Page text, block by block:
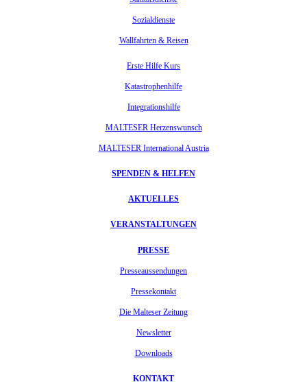
Sozialdienste
Wallfahrten & Reisen
Erste Hilfe Kurs
Katastrophenhilfe
Integrationshilfe
MALTESER Herzenswunsch
MALTESER International Austria
SPENDEN & HELFEN
AKTUELLES
VERANSTALTUNGEN
PRESSE
Presseaussendungen
Pressekontakt
Die Malteser Zeitung
Newsletter
Downloads
KONTAKT